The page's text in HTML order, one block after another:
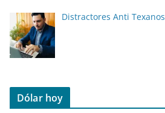
Distractores Anti Texanos
Dólar hoy